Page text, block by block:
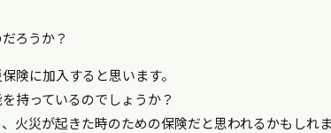
ろうか？
険に加入すると思います。
持っているのでしょうか？
火災が起きた時のための保険だと思われるかもしれま